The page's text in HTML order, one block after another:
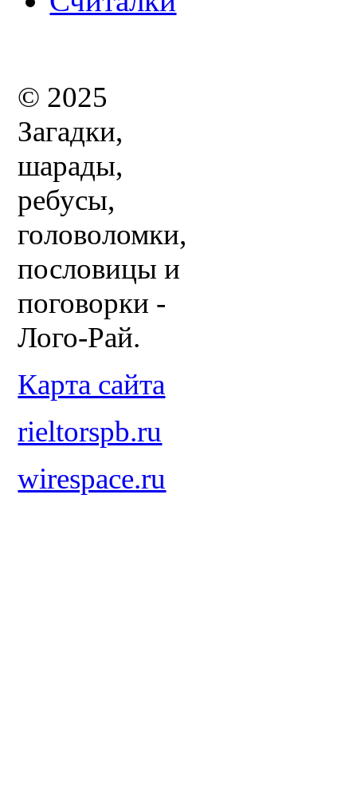
© 2025
Загадки,
шарады,
ребусы,
головоломки,
пословицы и
поговорки -
Лого-Рай.
Карта сайта
rieltorspb.ru
wirespace.ru